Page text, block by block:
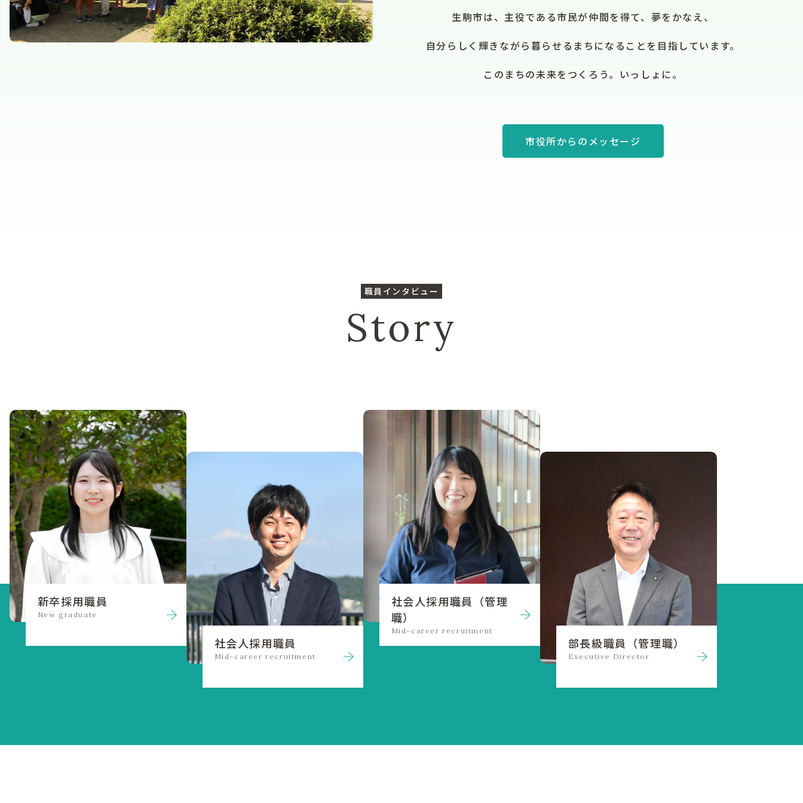
生駒市は、主役である市民が仲間を得て、夢をかなえ、
自分らしく輝きながら暮らせるまちになることを目指しています。
このまちの未来をつくろう。いっしょに。
市役所からのメッセージ
職員インタビュー
Story
新卒採用職員
New graduate
社会人採用職員
Mid-career recruitment
社会人採用職員（管理
職）
Mid-career recruitment
部長級職員（管理職）
Executive Director